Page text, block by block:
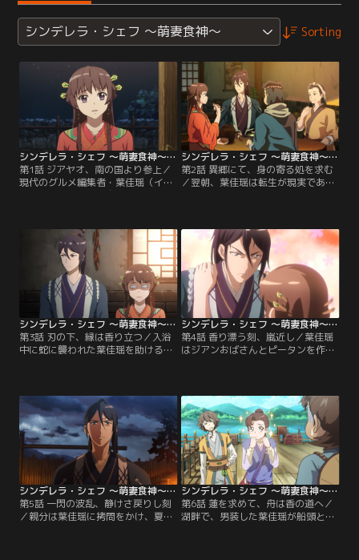
シンデレラ・シェフ ～萌妻食神～ Sorting
シンデレラ・シェフ ～萌妻食神～ 第01話
第1話 ジアヤオ、南の国より参上／
現代のグルメ編集者・葉佳瑶（イ
エ・ジアヤオ）は、自宅で料理中に
瑾萱（イエ・ジンシュエン）の身体
に転生した。そんな中、途中で山賊
にさらわれ、「黒風寨（こくふうさ
い）」の三番目の頭領・夏淳于（シ
ア・シュンユー）の花嫁として連れ
て行かれる。
シンデレラ・シェフ ～萌妻食神～ 第02話
第2話 異郷にて、身の寄る処を求む
／翌朝、葉佳瑶は転生が現実である
ンおばさんと出会い、砦から逃れら
れないことを悟る葉佳瑶。そこで、
夏淳于に気に入られるため、屋敷で
数々の料理を作ると、徐々に夏淳于
は葉佳瑶への印象が変わり始める。
シンデレラ・シェフ ～萌妻食神～ 第03話
第3話 刃の下、縁は香り立つ／入浴
中に蛇に襲われた葉佳瑶を助けるた
クシ」を採りに山へ向かう。その途
中、偶然にも砦の外に通じる道を発
見するものの、彼女は迷わず薬草を
持ち帰る。翌日、看病を受けるふり
をして夏淳于に料理を頼むが、彼に
料理の才能はない。
シンデレラ・シェフ ～萌妻食神～ 第04話
第4話 香り漂う刻、嵐近し／葉佳瑶
はジアンおばさんとピータンを作り
夏淳于に見られてしまう。誤解が生
じたまま言い争いとなり、思わず唇
が重なる。その後、夏淳于は山賊た
ちと官兵への対応策を相談し、「降
伏を装う」案を提案、自ら前線に出
ることを申し出る。
シンデレラ・シェフ ～萌妻食神～ 第05話
第5話 一閃の波乱、静けさ戻りし刻
／親分は葉佳瑶に拷問をかけ、夏淳
シンデレラ・シェフ ～萌妻食神～ 第06話
第6話 蓮を求めて、舟は香の道へ／
湖畔で、男装した葉佳瑶が船頭と交